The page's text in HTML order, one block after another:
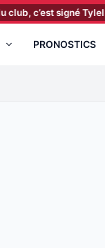
signé Tylel Tati
PRONOSTICS